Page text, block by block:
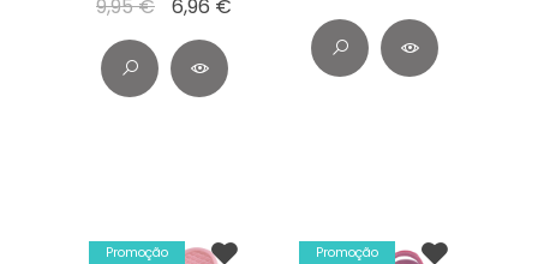
9,95 € 6,96 €
Promoção
Promoção